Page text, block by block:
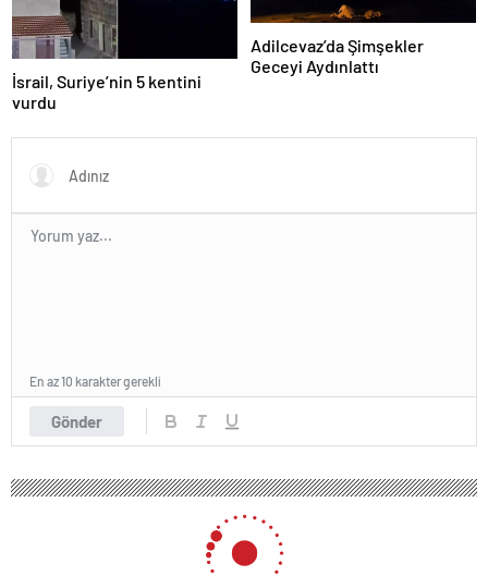
İsrail, Suriye’nin 5 kentini
vurdu
Adilcevaz’da Şimşekler
Geceyi Aydınlattı
Gönder
En az 10 karakter gerekli